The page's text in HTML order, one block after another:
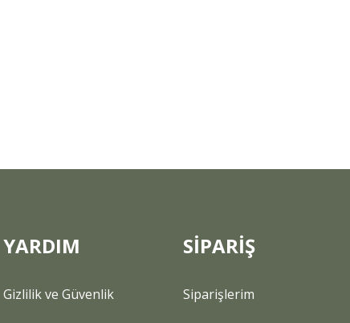
YARDIM
Gizlilik ve Güvenlik
SİPARİŞ
Siparişlerim